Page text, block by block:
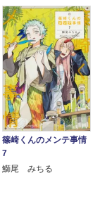
篠崎くんのメンテ事情
7
鰤尾 みちる